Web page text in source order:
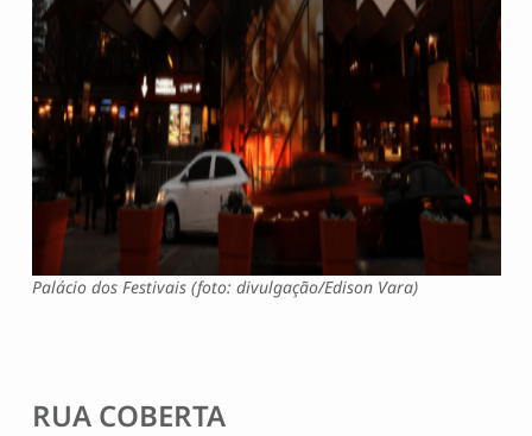
Palácio dos Festivais (foto: divulgação/Edison Vara)
RUA COBERTA